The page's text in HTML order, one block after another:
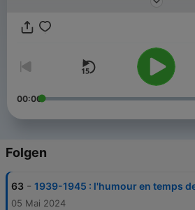
00:00
Folgen
63 - 1939-1945 : l'humour en temps
05 Mai 2024